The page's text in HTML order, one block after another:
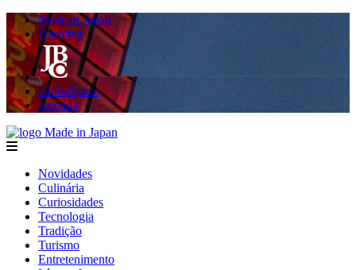
Made in Japan
Hashitag
AkibaSpace
Agenda
menu
Novidades
Culinária
Curiosidades
Tecnologia
Tradição
Turismo
Entretenimento